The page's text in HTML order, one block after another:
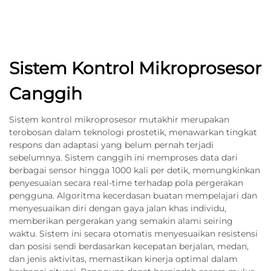
Sistem Kontrol Mikroprosesor
Canggih
Sistem kontrol mikroprosesor mutakhir merupakan
terobosan dalam teknologi prostetik, menawarkan tingkat
respons dan adaptasi yang belum pernah terjadi
sebelumnya. Sistem canggih ini memproses data dari
berbagai sensor hingga 1000 kali per detik, memungkinkan
penyesuaian secara real-time terhadap pola pergerakan
pengguna. Algoritma kecerdasan buatan mempelajari dan
menyesuaikan diri dengan gaya jalan khas individu,
memberikan pergerakan yang semakin alami seiring
waktu. Sistem ini secara otomatis menyesuaikan resistensi
dan posisi sendi berdasarkan kecepatan berjalan, medan,
dan jenis aktivitas, memastikan kinerja optimal dalam